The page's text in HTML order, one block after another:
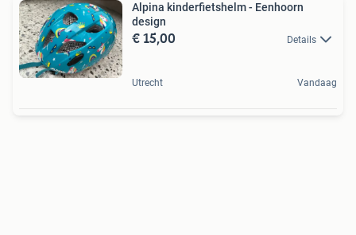
Alpina kinderfietshelm - Eenhoorn
design
€ 15,00 Details
Utrecht Vandaag